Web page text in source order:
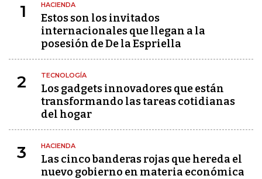
1 HACIENDA
Estos son los invitados
internacionales que llegan a la
posesión de De la Espriella
2 TECNOLOGÍA
Los gadgets innovadores que están
transformando las tareas cotidianas
del hogar
3 HACIENDA
Las cinco banderas rojas que hereda el
nuevo gobierno en materia económica